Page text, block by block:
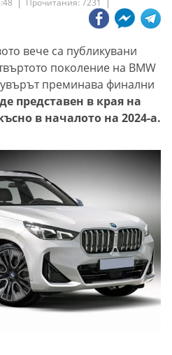
Прочитания: 7231
вече са публикувани
поколение на BMW
преминава финални
представен в края на
в началото на 2024-а.